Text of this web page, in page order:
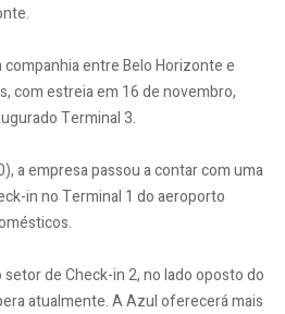
entre Belo Horizonte e
com estreia em 16 de novembro,
Terminal 3.
a empresa passou a contar com uma
in no Terminal 1 do aeroporto
de Check-in 2, no lado oposto do
atualmente. A Azul oferecerá mais